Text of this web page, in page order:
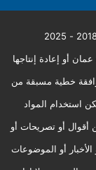
أو إعادة إنتاجها
خطية مسبقة من
استخدام المواد
أقوال أو تصريحات أو
أو الموضوعات